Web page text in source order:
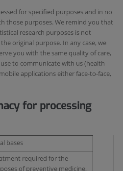
for specified purposes and in no
those purposes. We remind you that
research purposes is not
original purpose. In any case, we
you with the same quality of care,
to communicate with us (health
applications either face-to-face,
for processing
bases
required for the
of preventive medicine,